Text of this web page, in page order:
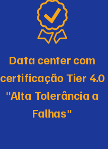
Data center com
certificação Tier 4.0
"Alta Tolerância a
Falhas"